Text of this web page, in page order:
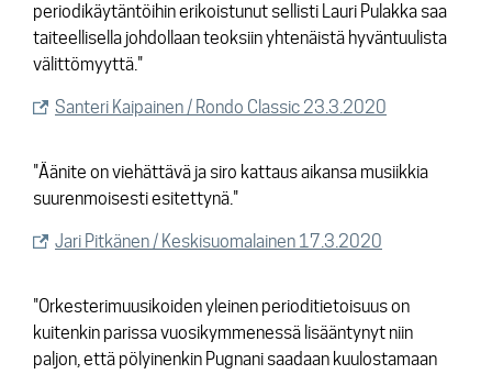
periodikäytäntöihin erikoistunut sellisti Lauri Pulakka saa
taiteellisella johdollaan teoksiin yhtenäistä hyväntuulista
välittömyyttä."
Santeri Kaipainen / Rondo Classic 23.3.2020
"Äänite on viehättävä ja siro kattaus aikansa musiikkia
suurenmoisesti esitettynä."
Jari Pitkänen / Keskisuomalainen 17.3.2020
"Orkesterimuusikoiden yleinen perioditietoisuus on
kuitenkin parissa vuosikymmenessä lisääntynyt niin
paljon, että pölyinenkin Pugnani saadaan kuulostamaan